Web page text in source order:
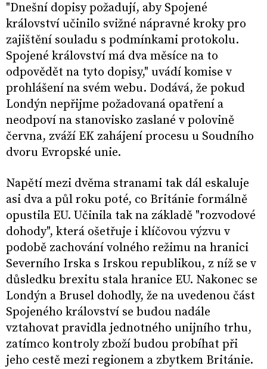
"Dnešní dopisy požadují, aby Spojené
království učinilo svižné nápravné kroky pro
zajištění souladu s podmínkami protokolu.
Spojené království má dva měsíce na to
odpovědět na tyto dopisy," uvádí komise v
prohlášení na svém webu. Dodává, že pokud
Londýn nepřijme požadovaná opatření a
neodpoví na stanovisko zaslané v polovině
června, zváží EK zahájení procesu u Soudního
dvoru Evropské unie.
Napětí mezi dvěma stranami tak dál eskaluje
asi dva a půl roku poté, co Británie formálně
opustila EU. Učinila tak na základě "rozvodové
dohody", která ošetřuje i klíčovou výzvu v
podobě zachování volného režimu na hranici
Severního Irska s Irskou republikou, z níž se v
důsledku brexitu stala hranice EU. Nakonec se
Londýn a Brusel dohodly, že na uvedenou část
Spojeného království se budou nadále
vztahovat pravidla jednotného unijního trhu,
zatímco kontroly zboží budou probíhat při
jeho cestě mezi regionem a zbytkem Británie.